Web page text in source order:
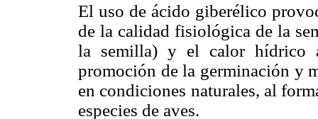
El uso de ácido giberélico
de la calidad fisiológica de la
la semilla) y el calor hídrico
promoción de la germinación y
en condiciones naturales, al
especies de aves.